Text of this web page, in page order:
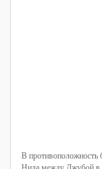
В противоположность